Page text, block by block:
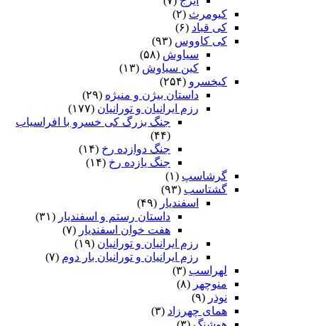
کیومرث (۲)
کی قباد (۶)
کی کاووس (۹۳)
سیاوش (۵۸)
کین سیاوش (۱۳)
کیخسرو (۲۵۴)
داستان بیژن و منیژه (۲۹)
رزم ایرانیان و تورانیان (۱۷۷)
جنگ بزرگ کی خسرو با افراسیاب
(۴۴)
جنگ دوازده رخ (۱۴)
جنگ یازده رخ (۱۴)
گرشاسپ (۱)
گشتاسب (۹۳)
اسفندیار (۴۹)
داستان رستم و اسفندیار (۳۱)
هفت خوان اسفندیار (۷)
رزم ایرانیان و تورانیان (۱۹)
رزم ایرانیان و تورانیان بار دوم (۷)
لهراسب (۳)
منوچهر (۸)
نوذر (۹)
هماى چهرزاد (۳)